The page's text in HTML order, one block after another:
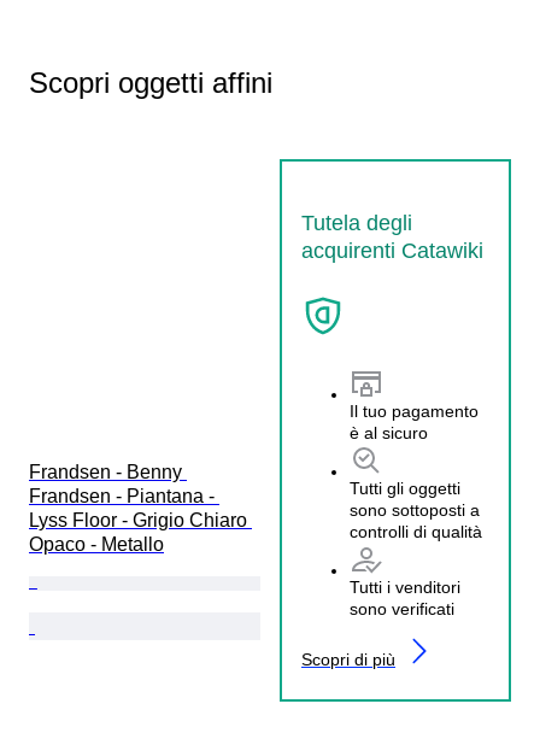
Scopri oggetti affini
Tutela degli
acquirenti Catawiki
Il tuo pagamento
è al sicuro
Tutti gli oggetti
sono sottoposti a
controlli di qualità
Tutti i venditori
sono verificati
Scopri di più
Frandsen - Benny
Frandsen - Piantana -
Lyss Floor - Grigio Chiaro
Opaco - Metallo